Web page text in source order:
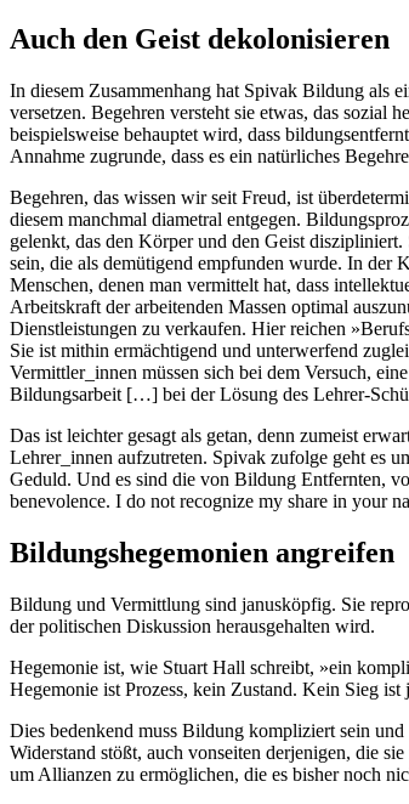
Auch den Geist dekolonisieren
In diesem Zusammenhang hat Spivak Bildung als
versetzen. Begehren versteht sie etwas, das sozial
beispielsweise behauptet wird, dass
Annahme zugrunde, dass es ein natürliches
Begehren, das wissen wir seit Freud, ist
diesem manchmal diametral entgegen.
gelenkt, das den Körper und den Geist
sein, die als demütigend empfunden wurde. In der
Menschen, denen man vermittelt hat, dass
Arbeitskraft der arbeitenden Massen optimal
Dienstleistungen zu verkaufen. Hier reichen
Sie ist mithin ermächtigend und unterwerfend
Vermittler_innen müssen sich bei dem Versuch,
Bildungsarbeit […] bei der Lösung des Lehrer-
Das ist leichter gesagt als getan, denn zumeist
Lehrer_innen aufzutreten. Spivak zufolge geht es
Geduld. Und es sind die von Bildung Entfernten,
benevolence. I do not recognize my share in your
Bildungshegemonien angreifen
Bildung und Vermittlung sind janusköpfig. Sie
der politischen Diskussion herausgehalten wird.
Hegemonie ist, wie Stuart Hall schreibt, »ein
Hegemonie ist Prozess, kein Zustand. Kein Sieg
Dies bedenkend muss Bildung kompliziert sein
Widerstand stößt, auch vonseiten derjenigen, die
um Allianzen zu ermöglichen, die es bisher noch